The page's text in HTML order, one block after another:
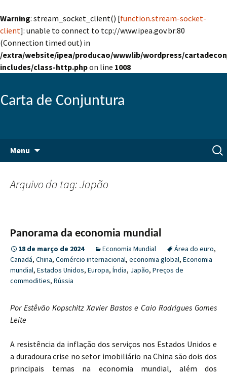
Warning: stream_socket_client() [function.stream-socket-
client]: unable to connect to tcp://www.ipea.gov.br:80
(Connection timed out) in
/extra/website/ipea/producao/wwwlib/wordpress/
includes/class-http.phpon line 1008
Carta de Conjuntura
Menu
conteúdo
por:
Arquivo da tag: Japão
Panorama da economia mundial
18 de março de 2024 Economia Mundial Área do euro,
Canadá, China, Comércio internacional, economia global, Economia
mundial, Estados Unidos, Europa, Índia, Japão, Preços de
commodities, Rússia
Por Estêvão Kopschitz Xavier Bastos e Caio Rodrigues Gomes
Leite
A resistência da inflação dos serviços nos Estados Unidos e
a duradoura crise no setor imobiliário na China são dois dos
principais temas na economia mundial, além dos